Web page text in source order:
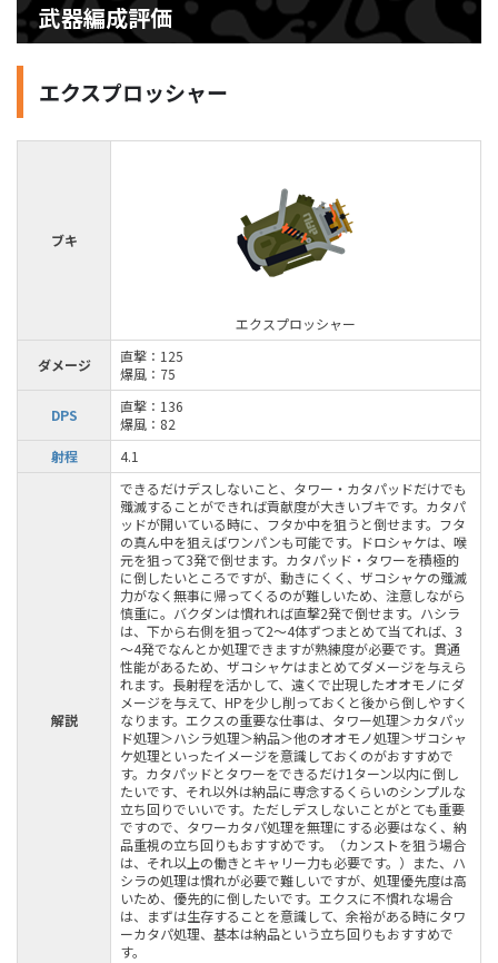
武器編成評価
エクスプロッシャー
ブキ
エクスプロッシャー
ダメージ
直撃：125
爆風：75
DPS
直撃：136
爆風：82
射程
4.1
解説
できるだけデスしないこと、タワー・カタパッドだけでも
殲滅することができれば貢献度が大きいブキです。カタパ
ッドが開いている時に、フタか中を狙うと倒せます。フタ
の真ん中を狙えばワンパンも可能です。ドロシャケは、喉
元を狙って3発で倒せます。カタパッド・タワーを積極的
に倒したいところですが、動きにくく、ザコシャケの殲滅
力がなく無事に帰ってくるのが難しいため、注意しながら
慎重に。バクダンは慣れれば直撃2発で倒せます。ハシラ
は、下から右側を狙って2～4体ずつまとめて当てれば、3
～4発でなんとか処理できますが熟練度が必要です。貫通
性能があるため、ザコシャケはまとめてダメージを与えら
れます。長射程を活かして、遠くで出現したオオモノにダ
メージを与えて、HPを少し削っておくと後から倒しやすく
なります。エクスの重要な仕事は、タワー処理＞カタパッ
ド処理＞ハシラ処理＞納品＞他のオオモノ処理＞ザコシャ
ケ処理といったイメージを意識しておくのがおすすめで
す。カタパッドとタワーをできるだけ1ターン以内に倒し
たいです、それ以外は納品に専念するくらいのシンプルな
立ち回りでいいです。ただしデスしないことがとても重要
ですので、タワーカタパ処理を無理にする必要はなく、納
品重視の立ち回りもおすすめです。（カンストを狙う場合
は、それ以上の働きとキャリー力も必要です。）また、ハ
シラの処理は慣れが必要で難しいですが、処理優先度は高
いため、優先的に倒したいです。エクスに不慣れな場合
は、まずは生存することを意識して、余裕がある時にタワ
ーカタパ処理、基本は納品という立ち回りもおすすめで
す。